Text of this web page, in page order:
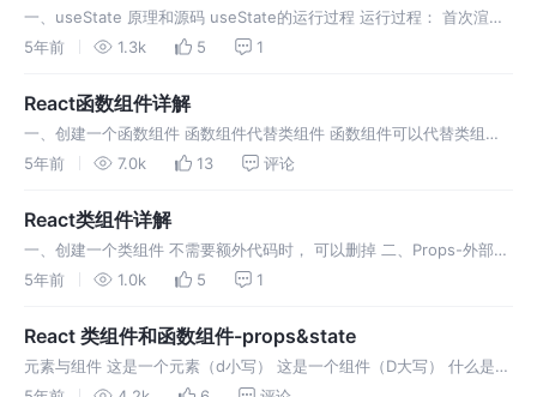
一、useState 原理和源码 useState的运行过程 运行过程： 首次渲染
render<App/> 调用 App()，得到虚拟Div对象，进而创建真实的Div到
5年前 1.3k 5 1
React函数组件详解
一、创建一个函数组件 函数组件代替类组件 函数组件可以代替类组
件，因为函数组件语法更加简单易懂，但是也面临以下两个问题 没有
5年前 7.0k 13 评论
React类组件详解
一、创建一个类组件 不需要额外代码时， 可以删掉 二、Props-外部数
据/属性 定义 props 是组件对外的数据接口 作用 接受外部数据 只能读
5年前 1.0k 5 1
React 类组件和函数组件-props&state
元素与组件 这是一个元素（d小写） 这是一个组件（D大写） 什么是组
件 组件，从概念上类似于 JavaScript 函数。它接受任意的入参（即